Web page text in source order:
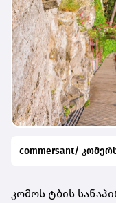
commersant/
კომოს ტბის